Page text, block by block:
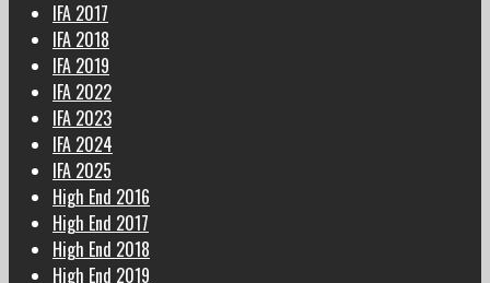
IFA 2017
IFA 2018
IFA 2019
IFA 2022
IFA 2023
IFA 2024
IFA 2025
High End 2016
High End 2017
High End 2018
High End 2019